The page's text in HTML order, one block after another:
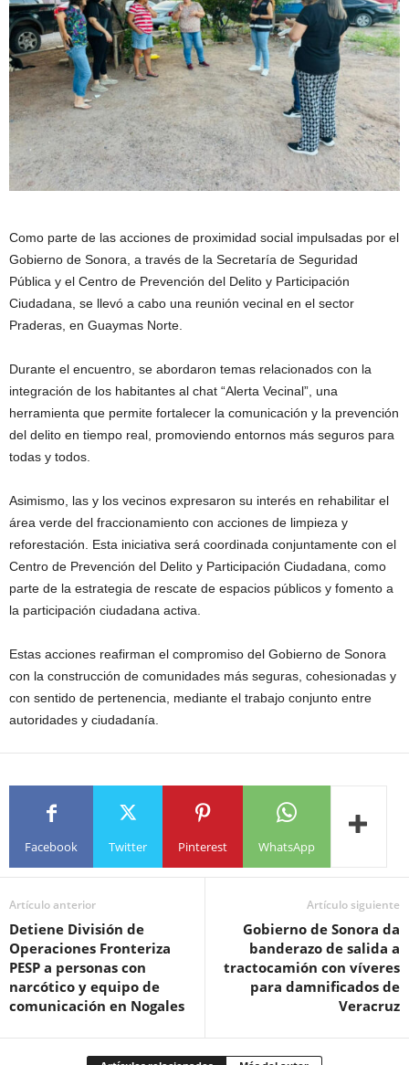
Como parte de las acciones de proximidad social impulsadas por el
Gobierno de Sonora, a través de la Secretaría de Seguridad
Pública y el Centro de Prevención del Delito y Participación
Ciudadana, se llevó a cabo una reunión vecinal en el sector
Praderas, en Guaymas Norte.
Durante el encuentro, se abordaron temas relacionados con la
integración de los habitantes al chat “Alerta Vecinal”, una
herramienta que permite fortalecer la comunicación y la prevención
del delito en tiempo real, promoviendo entornos más seguros para
todas y todos.
Asimismo, las y los vecinos expresaron su interés en rehabilitar el
área verde del fraccionamiento con acciones de limpieza y
reforestación. Esta iniciativa será coordinada conjuntamente con el
Centro de Prevención del Delito y Participación Ciudadana, como
parte de la estrategia de rescate de espacios públicos y fomento a
la participación ciudadana activa.
Estas acciones reafirman el compromiso del Gobierno de Sonora
con la construcción de comunidades más seguras, cohesionadas y
con sentido de pertenencia, mediante el trabajo conjunto entre
autoridades y ciudadanía.
Facebook Twitter Pinterest WhatsApp
Artículo anterior
Detiene División de
Operaciones Fronteriza
PESP a personas con
narcótico y equipo de
comunicación en Nogales
Artículo siguiente
Gobierno de Sonora da
banderazo de salida a
tractocamión con víveres
para damnificados de
Veracruz